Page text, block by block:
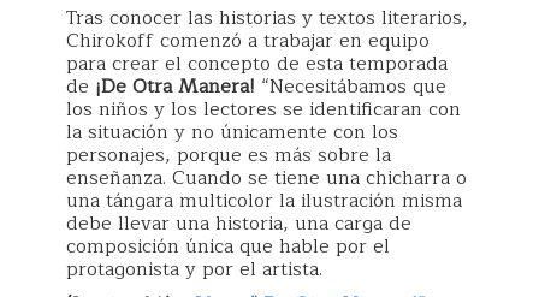
Tras conocer las historias y textos literarios,
Chirokoff comenzó a trabajar en equipo
para crear el concepto de esta temporada
de ¡De Otra Manera! “Necesitábamos que
los niños y los lectores se identificaran con
la situación y no únicamente con los
personajes, porque es más sobre la
enseñanza. Cuando se tiene una chicharra o
una tángara multicolor la ilustración misma
debe llevar una historia, una carga de
composición única que hable por el
protagonista y por el artista.